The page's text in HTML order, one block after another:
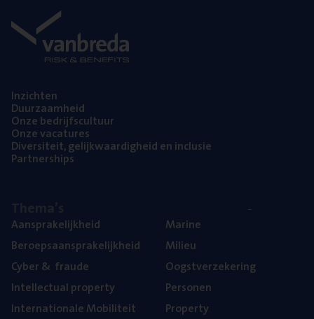
Inzich­ten
Duur­zaam­heid
Onze bedrijfs­cul­tuur
Onze vaca­tu­res
Diver­si­teit, gelijk­waar­dig­heid en inclusie
Part­ner­ships
Aan­spra­ke­lijk­heid
Beroeps­aan­spra­ke­lijk­heid
Cyber& fraude
Intel­lec­tu­al property
Inter­na­ti­o­na­le Mobiliteit
Mari­ne
Mili­eu
Oogst­ver­ze­ke­ring
Per­so­nen
Pro­per­ty